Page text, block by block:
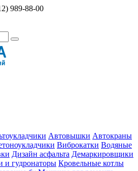
989-88-00
Автовышки Автокраны
Виброкатки Водяные
Дизайн асфальта Демаркировщики
и гудронаторы Кровельные котлы